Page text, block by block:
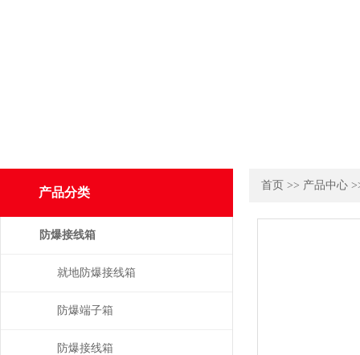
首页 >> 产品中心
产品分类
防爆接线箱
就地防爆接线箱
防爆端子箱
防爆接线箱